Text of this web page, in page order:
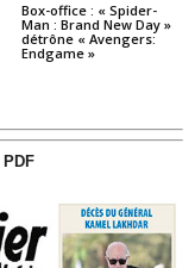
Box-office : « Spider-
Man : Brand New Day »
détrône « Avengers:
Endgame »